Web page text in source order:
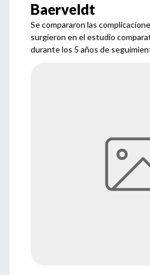
Baerveldt
Se compararon las
surgieron en el estudio
durante los 5 años de